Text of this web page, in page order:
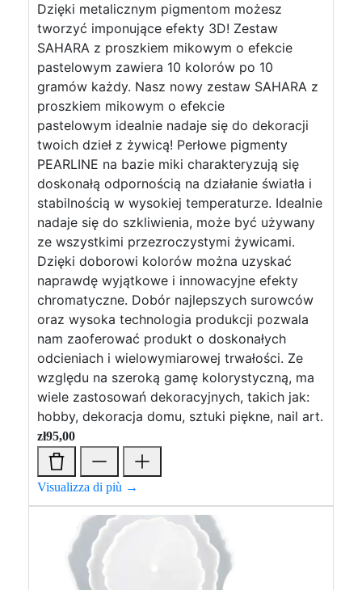
Dzięki metalicznym pigmentom możesz
tworzyć imponujące efekty 3D! Zestaw
SAHARA z proszkiem mikowym o efekcie
pastelowym zawiera 10 kolorów po 10
gramów każdy. Nasz nowy zestaw SAHARA z
proszkiem mikowym o efekcie
pastelowym idealnie nadaje się do dekoracji
twoich dzieł z żywicą! Perłowe pigmenty
PEARLINE na bazie miki charakteryzują się
doskonałą odpornością na działanie światła i
stabilnością w wysokiej temperaturze. Idealnie
nadaje się do szkliwienia, może być używany
ze wszystkimi przezroczystymi żywicami.
Dzięki doborowi kolorów można uzyskać
naprawdę wyjątkowe i innowacyjne efekty
chromatyczne. Dobór najlepszych surowców
oraz wysoka technologia produkcji pozwala
nam zaoferować produkt o doskonałych
odcieniach i wielowymiarowej trwałości. Ze
względu na szeroką gamę kolorystyczną, ma
wiele zastosowań dekoracyjnych, takich jak:
hobby, dekoracja domu, sztuki piękne, nail art.
zł95,00
Visualizza di più →